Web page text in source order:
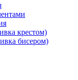
крестом)
бисером)